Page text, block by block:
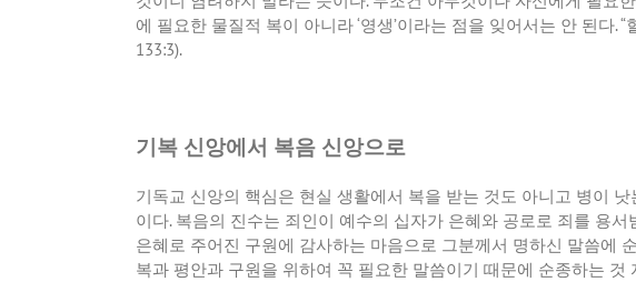
에 필요한 물질적 복이 아니라‘영생’이라는 점을 잊어서는 안 된다. “
133:3).
기복 신앙에서 복음 신앙으로
기독교 신앙의 핵심은 현실 생활에서 복을 받는 것도 아니고 병이
이다. 복음의 진수는 죄인이 예수의 십자가 은혜와 공로로 죄를 용
은혜로 주어진 구원에 감사하는 마음으로 그분께서 명하신 말씀에
복과 평안과 구원을 위하여 꼭 필요한 말씀이기 때문에 순종하는 것